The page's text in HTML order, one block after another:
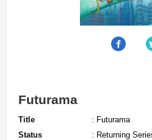
Futurama
Title
: Futurama
Status
: Returning